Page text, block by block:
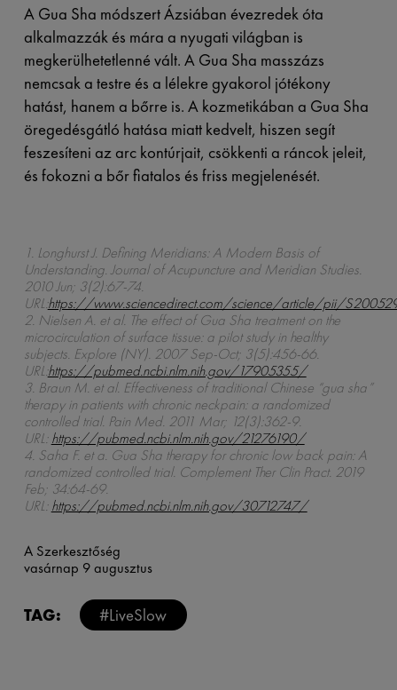
A Gua Sha módszert Ázsiában évezredek óta
alkalmazzák és mára a nyugati világban is
megkerülhetetlenné vált. A Gua Sha masszázs
nemcsak a testre és a lélekre gyakorol jótékony
hatást, hanem a bőrre is. A kozmetikában a Gua Sha
öregedésgátló hatása miatt kedvelt, hiszen segít
feszesíteni az arc kontúrjait, csökkenti a ráncok jeleit,
és fokozni a bőr fiatalos és friss megjelenését.
1. Longhurst J. Defining Meridians: A Modern Basis of
Understanding. Journal of Acupuncture and Meridian Studies.
2010 Jun; 3(2):67-74.
URL:https://www.sciencedirect.com/science/article/pii/
2. Nielsen A. et al. The effect of Gua Sha treatment on the
microcirculation of surface tissue: a pilot study in healthy
subjects. Explore (NY). 2007 Sep-Oct; 3(5):456-66.
URL:https://pubmed.ncbi.nlm.nih.gov/17905355/
3. Braun M. et al. Effectiveness of traditional Chinese “gua sha”
therapy in patients with chronic neckpain: a randomized
controlled trial. Pain Med. 2011 Mar; 12(3):362-9.
URL:https://pubmed.ncbi.nlm.nih.gov/21276190/
4. Saha F. et a. Gua Sha therapy for chronic low back pain: A
randomized controlled trial. Complement Ther Clin Pract. 2019
Feb; 34:64-69.
URL:https://pubmed.ncbi.nlm.nih.gov/30712747/
A Szerkesztőség
vasárnap 9 augusztus
TAG: #LiveSlow